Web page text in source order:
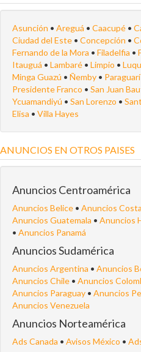
Asunción • Areguá • Caacupé •
Ciudad del Este • Concepción •
Fernando de la Mora • Filadelfia •
Itauguá • Lambaré • Limpio •
Minga Guazú • Ñemby • Paraguarí
Presidente Franco • San Juan
Ycuamandiyú • San Lorenzo •
Elisa • Villa Hayes
ANUNCIOS EN OTROS PAISES
Anuncios Centroamérica
Anuncios Belice • Anuncios
Anuncios Guatemala • Anuncios
• Anuncios Panamá
Anuncios Sudamérica
Anuncios Argentina • Anuncios
Anuncios Chile • Anuncios
Anuncios Paraguay • Anuncios
Anuncios Venezuela
Anuncios Norteamérica
Ads Canada • Avisos México •